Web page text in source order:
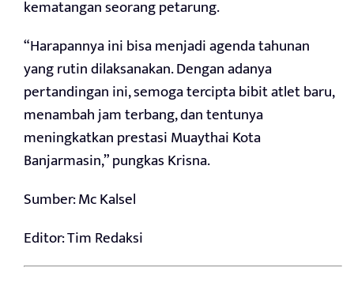
kematangan seorang petarung.
“Harapannya ini bisa menjadi agenda tahunan
yang rutin dilaksanakan. Dengan adanya
pertandingan ini, semoga tercipta bibit atlet baru,
menambah jam terbang, dan tentunya
meningkatkan prestasi Muaythai Kota
Banjarmasin,” pungkas Krisna.
Sumber: Mc Kalsel
Editor: Tim Redaksi